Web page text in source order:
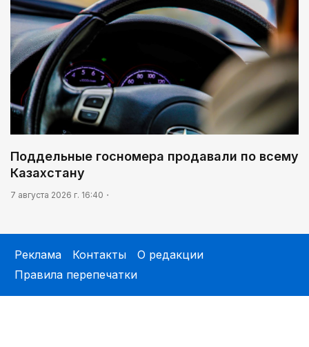
Поддельные госномера продавали по всему
Казахстану
7 августа 2026 г. 16:40
Реклама Контакты
О редакции
Правила перепечатки